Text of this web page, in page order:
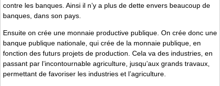
contre les banques. Ainsi il n’y a plus de dette envers beaucoup de
banques, dans son pays.
Ensuite on crée une monnaie productive publique. On crée donc une
banque publique nationale, qui crée de la monnaie publique, en
fonction des futurs projets de production. Cela va des industries, en
passant par l’incontournable agriculture, jusqu’aux grands travaux,
permettant de favoriser les industries et l’agriculture.